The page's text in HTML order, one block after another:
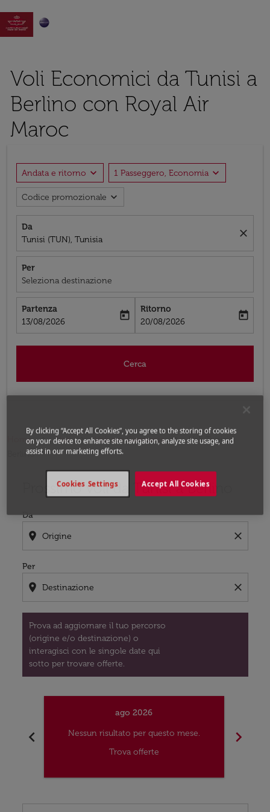

Voli Economici da Tunisi a
Berlino con Royal Air
Maroc
Andata e ritorno expand_more 1 Passeggero, Economia expand_more
Codice promozionale expand_more
Da
Tunisi (TUN), Tunisia
close
Per
Seleziona destinazione
Partenza
fc-booking-departure-date-aria-label
13/08/2026
today
Ritorno
fc-booking-return-date-aria-label
20/08/2026
today
Cerca
Home Voli Voli per Germania
Voli Tunisi -
Berlino
Prossimo voli da Tunisi a Berlino
Da
location_on close
Per
location_on close
Prova ad aggiornare il tuo percorso
(origine e/o destinazione) o
interagisci con le singole date qui
sotto per trovare offerte.
Prova ad aggiornare il tuo percorso (origine e/o
chevron_left
ago 2026
Nessun risultato per questo mese.
Trova offerte
chevron_right
By clicking “Accept All Cookies”, you agree to the storing of cookies
on your device to enhance site navigation, analyze site usage, and
assist in our marketing efforts.
Accept All Cookies
Cookies Settings